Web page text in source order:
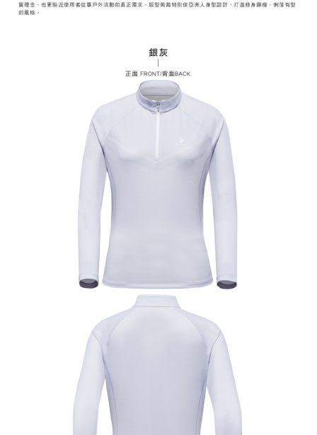
２．關於個人資料處理事宜，請瀏覽以下網址：
「AFTEE先享後付」，若未經同意申辦者引起之損失，本公司不負相關責
４．使用「AFTEE先享後付」時，將依據個別帳號之用戶狀況，依本公司即
時審查核予不同之上限額度；若仍有額度不足之情形，本公司將視審查結果
請求用戶進行身份認證。
５．嚴禁一人註冊多個帳號或使用他人資訊註冊。若發現惡意使用之情形，
恩沛科技股份有限公司將有權停止該用戶之使用額度並採取法律行動。
付款後7-11取貨
每筆NT$70，滿NT$799(含以上)免運費